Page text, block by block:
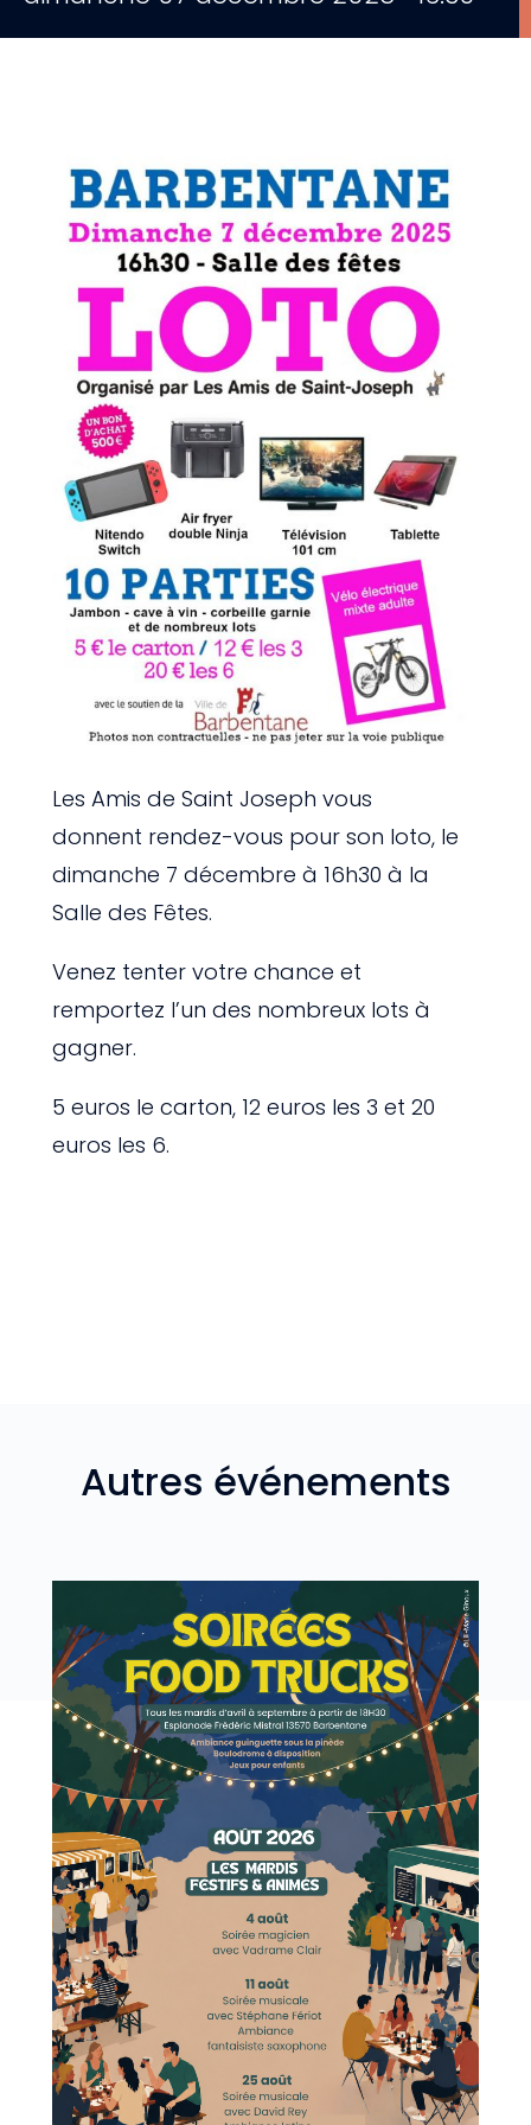
Les Amis de Saint Joseph vous
donnent rendez-vous pour son loto, le
dimanche 7 décembre à 16h30 à la
Salle des Fêtes.
Venez tenter votre chance et
remportez l’un des nombreux lots à
gagner.
5 euros le carton, 12 euros les 3 et 20
euros les 6.
Autres événements